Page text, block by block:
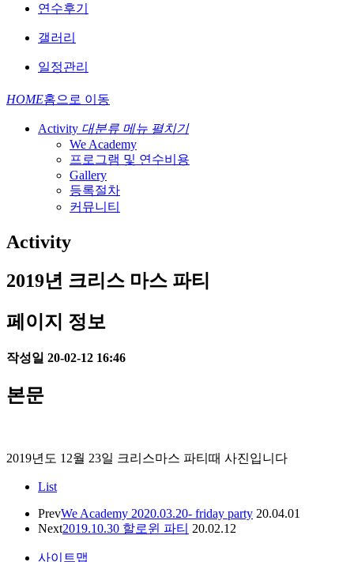
연수후기
갤러리
일정관리
HOME홈으로 이동
Activity 대분류 메뉴 펼치기
We Academy
프로그램 및 연수비용
Gallery
등록절차
커뮤니티
Activity
2019년 크리스 마스 파티
페이지 정보
작성일 20-02-12 16:46
본문
2019년도 12월 23일 크리스마스 파티때 사진입니다
List
PrevWe Academy 2020.03.20- friday party 20.04.01
Next2019.10.30 할로윈 파티 20.02.12
사이트맵